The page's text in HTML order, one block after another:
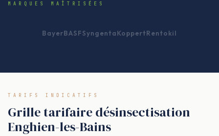
MARQUES MAÎTRISÉES
BayerBASFSyngentaKoppertRentokil
TARIFS INDICATIFS
Grille tarifaire désinsectisation
Enghien-les-Bains